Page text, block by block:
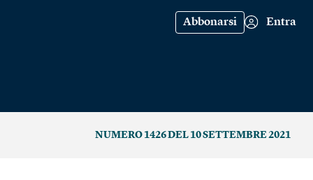
Abbonarsi Entra
NUMERO 1426 DEL 10 SETTEMBRE 2021